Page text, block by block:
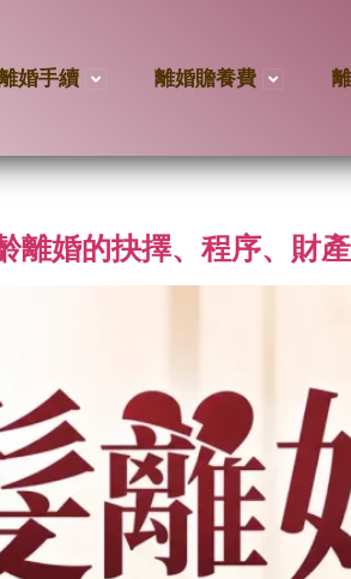
婚手續 離婚贍養費
婚的抉擇、程序、財